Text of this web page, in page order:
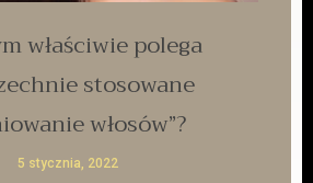
właściwie polega
stosowane
włosów”?
5 stycznia, 2022